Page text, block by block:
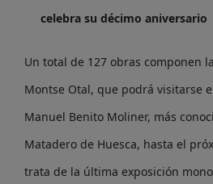
celebra su décimo aniversario
Un total de 127 obras componen
Montse Otal, que podrá visitarse
Manuel Benito Moliner, más
Matadero de Huesca, hasta el
trata de la última exposición